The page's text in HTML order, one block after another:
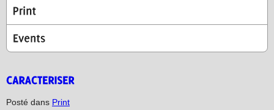
Posté dans Print